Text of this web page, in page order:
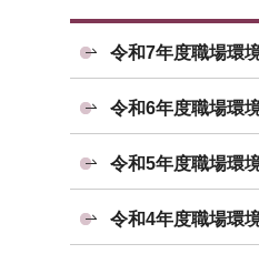
令和7年度職場環
令和6年度職場環
令和5年度職場環
令和4年度職場環